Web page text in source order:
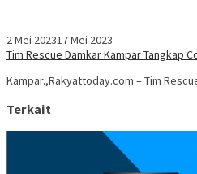
2 Mei 202317 Mei 2023
Tim Rescue Damkar Kampar Tangkap
Kampar.,Rakyattoday.com – Tim
Terkait